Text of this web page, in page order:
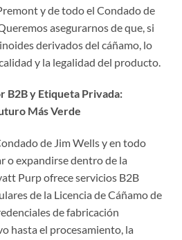
y de todo el Condado de
asegurarnos de que, si
derivados del cáñamo, lo
y la legalidad del producto.
B2B y Etiqueta Privada:
Más Verde
de Jim Wells y en todo
o expandirse dentro de la
Purp ofrece servicios B2B
de la Licencia de Cáñamo de
de fabricación
hasta el procesamiento, la